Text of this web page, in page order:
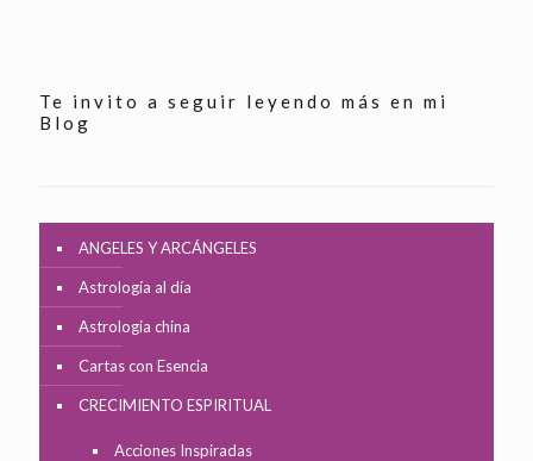
Te invito a seguir leyendo más en mi
Blog
ANGELES Y ARCÁNGELES
Astrología al día
Astrologia china
Cartas con Esencia
CRECIMIENTO ESPIRITUAL
Acciones Inspiradas